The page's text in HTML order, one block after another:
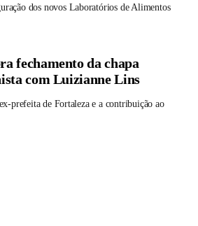
dos novos Laboratórios de Alimentos
fechamento da chapa
com Luizianne Lins
prefeita de Fortaleza e a contribuição ao